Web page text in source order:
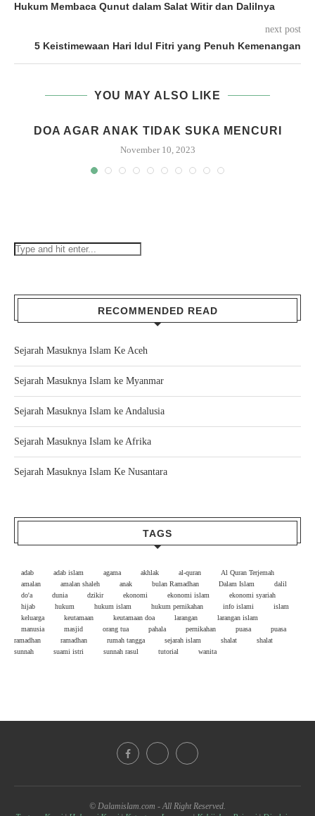
Hukum Membaca Qunut dalam Salat Witir dan Dalilnya
next post
5 Keistimewaan Hari Idul Fitri yang Penuh Kemenangan
YOU MAY ALSO LIKE
DOA AGAR ANAK TIDAK SUKA MENCURI
November 10, 2023
RECOMMENDED READ
Sejarah Masuknya Islam Ke Aceh
Sejarah Masuknya Islam ke Myanmar
Sejarah Masuknya Islam ke Andalusia
Sejarah Masuknya Islam ke Afrika
Sejarah Masuknya Islam Ke Nusantara
TAGS
adab adab islam agama akhlak al-quran
Al Quran Terjemah
amalan
amalan shaleh anak bulan Ramadhan Dalam Islam
dalil
do'a
dunia dzikir ekonomi ekonomi islam
ekonomi syariah
hijab
hukum hukum islam hukum pernikahan info islami
islam
keluarga
keutamaan keutamaan doa larangan
larangan islam
manusia
masjid orang tua pahala pernikahan puasa
puasa
ramadhan
ramadhan rumah tangga sejarah islam shalat
shalat
sunnah
suami istri sunnah rasul tutorial wanita
© Dalamislam.com - All Right Reserved.